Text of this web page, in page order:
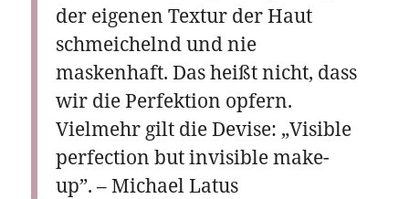
der eigenen Textur der Haut
schmeichelnd und nie
maskenhaft. Das heißt nicht, dass
wir die Perfektion opfern.
Vielmehr gilt die Devise: „Visible
perfection but invisible make-
up”. – Michael Latus